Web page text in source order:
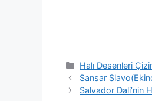
Categories
Halı Desenleri
Sansar
Salvador Dali’nin